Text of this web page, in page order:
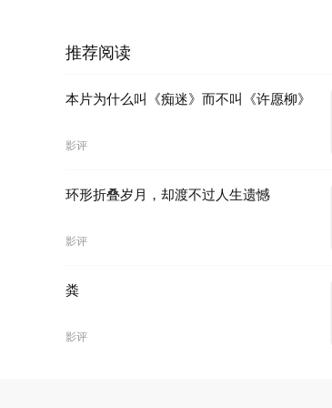
推荐阅读
本片为什么叫《痴迷》而不叫《许愿柳》
影评
环形折叠岁月，却渡不过人生遗憾
影评
粪
影评